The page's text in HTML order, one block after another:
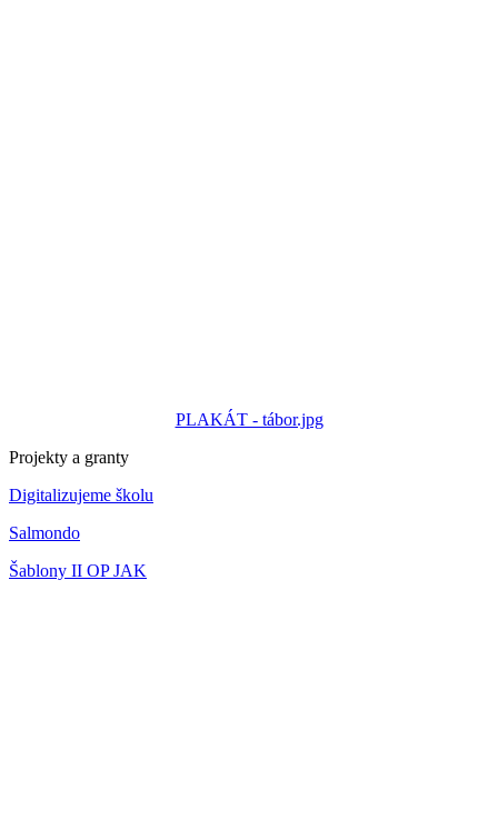
PLAKÁT - tábor.jpg
Projekty a granty
Digitalizujeme školu
Salmondo
Šablony II OP JAK